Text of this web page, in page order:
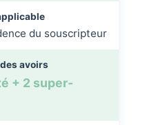
du souscripteur
avoirs
+ 2 super-